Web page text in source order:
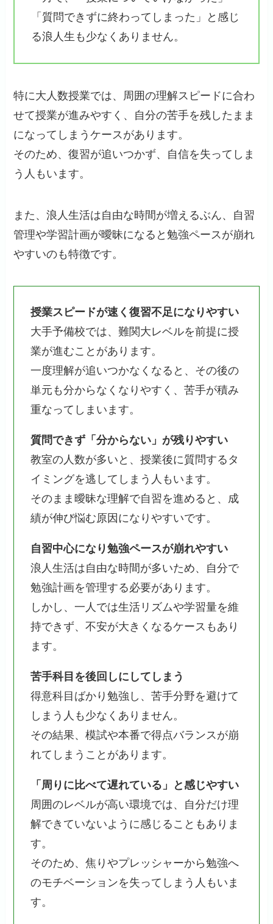
「質問できずに終わってしまった」と感じ
る浪人生も少なくありません。
特に大人数授業では、周囲の理解スピードに合わ
せて授業が進みやすく、自分の苦手を残したまま
になってしまうケースがあります。
そのため、復習が追いつかず、自信を失ってしま
う人もいます。
また、浪人生活は自由な時間が増えるぶん、自習
管理や学習計画が曖昧になると勉強ペースが崩れ
やすいのも特徴です。
授業スピードが速く復習不足になりやすい
大手予備校では、難関大レベルを前提に授
業が進むことがあります。
一度理解が追いつかなくなると、その後の
単元も分からなくなりやすく、苦手が積み
重なってしまいます。
質問できず「分からない」が残りやすい
教室の人数が多いと、授業後に質問するタ
イミングを逃してしまう人もいます。
そのまま曖昧な理解で自習を進めると、成
績が伸び悩む原因になりやすいです。
自習中心になり勉強ペースが崩れやすい
浪人生活は自由な時間が多いため、自分で
勉強計画を管理する必要があります。
しかし、一人では生活リズムや学習量を維
持できず、不安が大きくなるケースもあり
ます。
苦手科目を後回しにしてしまう
得意科目ばかり勉強し、苦手分野を避けて
しまう人も少なくありません。
その結果、模試や本番で得点バランスが崩
れてしまうことがあります。
「周りに比べて遅れている」と感じやすい
周囲のレベルが高い環境では、自分だけ理
解できていないように感じることもありま
す。
そのため、焦りやプレッシャーから勉強へ
のモチベーションを失ってしまう人もいま
す。